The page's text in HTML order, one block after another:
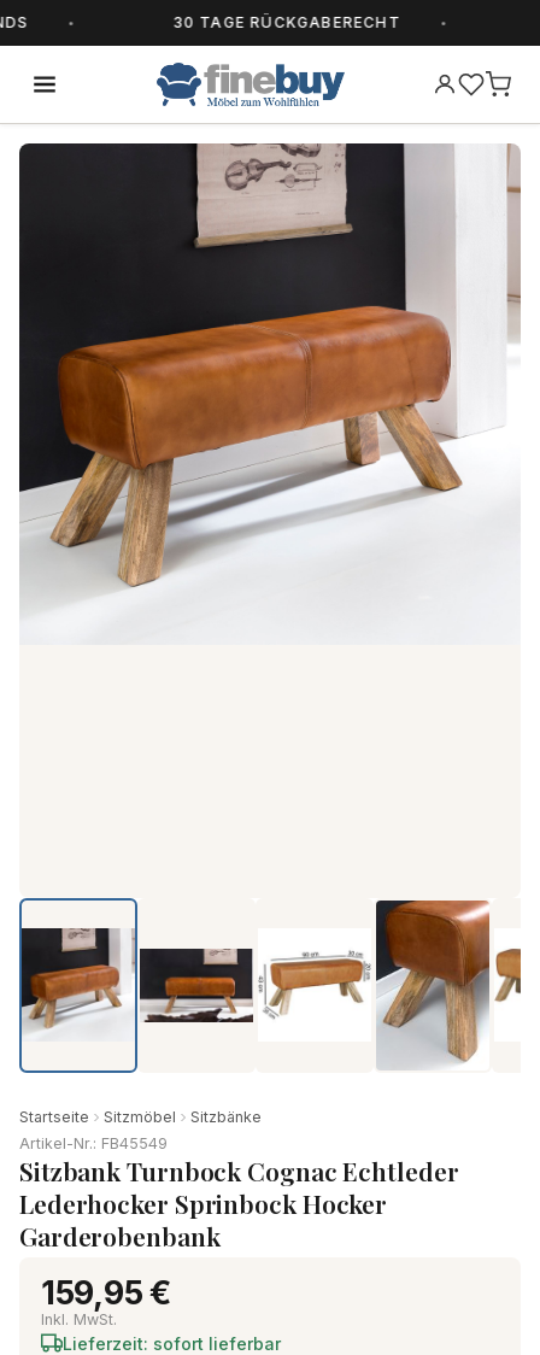
30 TAGE RÜCKGABERECHT
Startseite Sitzmöbel
Sitzbänke
Artikel-Nr.: FB45549
Sitzbank Turnbock Cognac Echtleder
Lederhocker Sprinbock Hocker
Garderobenbank
159,95 €
Inkl. MwSt.
Lieferzeit: sofort lieferbar